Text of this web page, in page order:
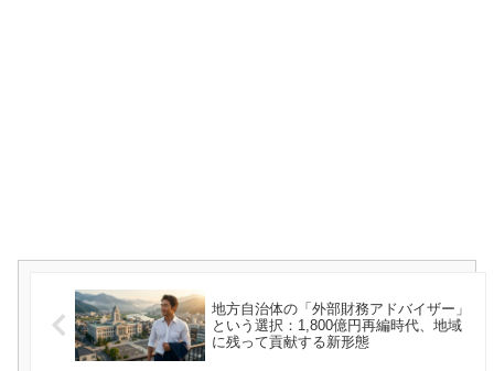
地方自治体の「外部財務アドバイザー」
という選択：1,800億円再編時代、地域
に残って貢献する新形態